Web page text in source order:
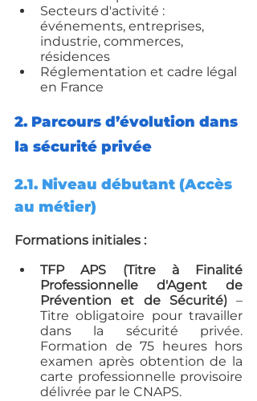
Secteurs d'activité :
événements, entreprises,
industrie, commerces,
résidences
Réglementation et cadre légal
en France
2. Parcours d’évolution dans
la sécurité privée
2.1. Niveau débutant (Accès
au métier)
Formations initiales :
TFP APS (Titre à Finalité
Professionnelle d'Agent de
Prévention et de Sécurité) –
Titre obligatoire pour travailler
dans la sécurité privée.
Formation de 75 heures hors
examen après obtention de la
carte professionnelle provisoire
délivrée par le CNAPS.